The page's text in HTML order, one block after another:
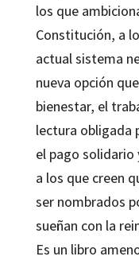
los que
Constitución, a
actual sistema
nueva opción
bienestar, el
lectura obligada
el pago
a los que creen
ser nombrados
sueñan con la
Es un libro